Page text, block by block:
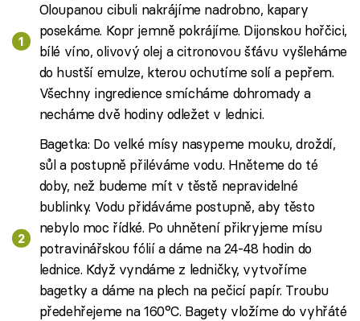
Oloupanou cibuli nakrájíme nadrobno, kapary
posekáme. Kopr jemně pokrájíme. Dijonskou hořčici,
bílé víno, olivový olej a citronovou šťávu vyšleháme
do hustší emulze, kterou ochutíme solí a pepřem.
Všechny ingredience smícháme dohromady a
necháme dvě hodiny odležet v lednici.
Bagetka: Do velké mísy nasypeme mouku, droždí,
sůl a postupně přiléváme vodu. Hněteme do té
doby, než budeme mít v těstě nepravidelné
bublinky. Vodu přidáváme postupně, aby těsto
nebylo moc řídké. Po uhnětení přikryjeme mísu
potravinářskou fólií a dáme na 24-48 hodin do
lednice. Když vyndáme z ledničky, vytvoříme
bagetky a dáme na plech na pečicí papír. Troubu
předehřejeme na 160°C. Bagety vložíme do vyhřáté